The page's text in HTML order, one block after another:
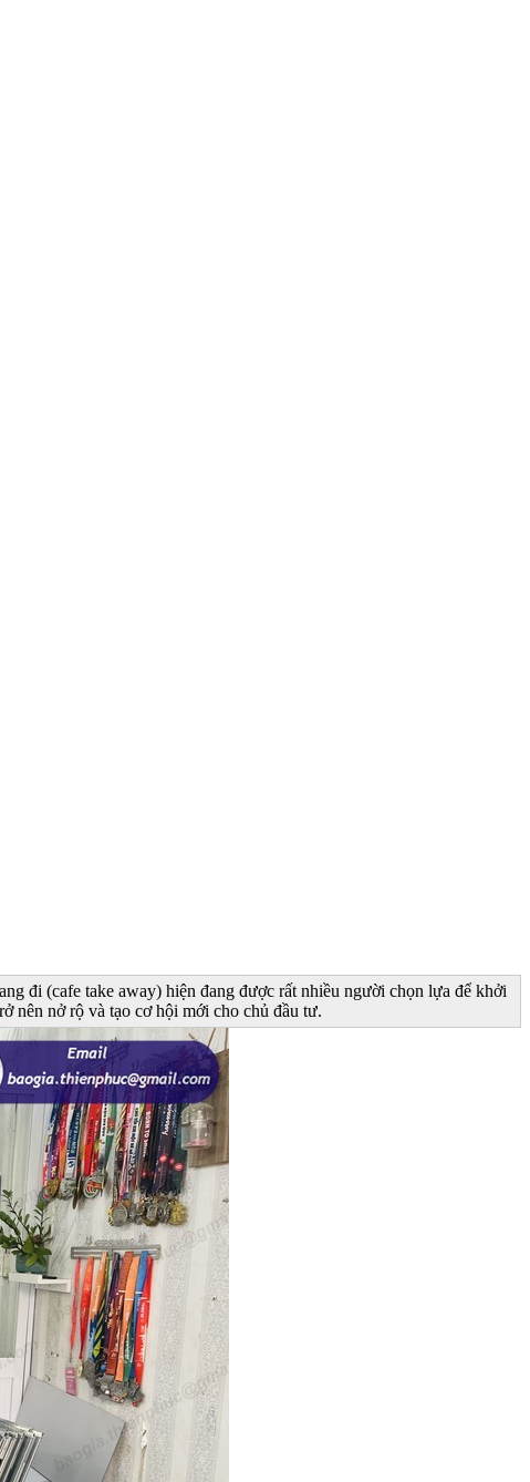
đi (cafe take away) hiện đang được rất nhiều người chọn lựa để khởi
nên nở rộ và tạo cơ hội mới cho chủ đầu tư.